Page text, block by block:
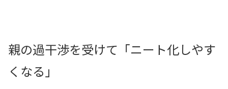
親の過干渉を受けて「ニート化しやす
くなる」